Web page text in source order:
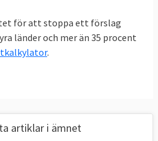
förslag från EU-
inom EU och varje
så kalladdubbel
procent av
för att stoppa ett förslag
länder och mer än 35 procent
.
artiklar i ämnet